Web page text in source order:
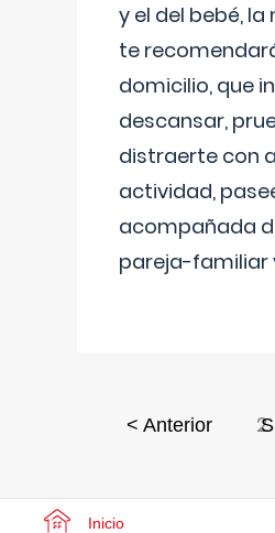
y el del bebé,
te
domicilio, que
descansar,
distraerte con
actividad,
acompañada
pareja-familiar
< Anterior 2
Inicio